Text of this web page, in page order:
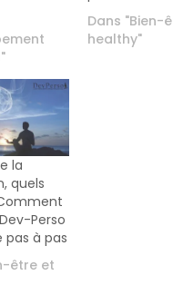
Dans "Bien-
healthy"
la
quels
Perso
pas à pas
être et